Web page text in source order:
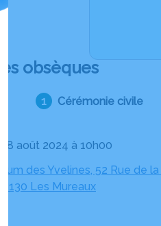
obsèques
Cérémonie civile
08 août 2024 à 10h00
des Yvelines, 52 Rue de
Les Mureaux